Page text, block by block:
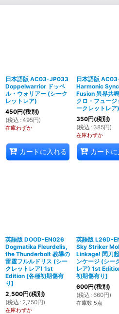
日本語版 AC03-JP033
Doppelwarrior ドッペ
ル・ウォリアー (シーク
レットレア)
450円(税別)
(税込 : 495円)
在庫わずか
カートに入れる
日本語版
Harmonic
Fusion 異界共
クロ・フュージ
ークレットレア)
350円(税別)
(税込 : 385円)
在庫わずか
カートに
英語版 DOOD-EN026
Dogmatika Fleurdelis,
the Thunderbolt 教導の
雷霆フルルドリス (シー
クレットレア) 1st
Edition [各種初期傷有
り]
2,500円(税別)
(税込 : 2,750円)
在庫わずか
英語版 L26D-
Sky Striker
Linkage! 閃刀
ンケージ (シー
レア) 1st
初期傷有り]
600円(税別)
(税込 : 660円)
在庫数 5点